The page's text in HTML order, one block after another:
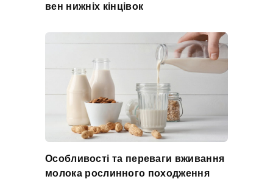
вен нижніх кінцівок
Особливості та переваги вживання
молока рослинного походження